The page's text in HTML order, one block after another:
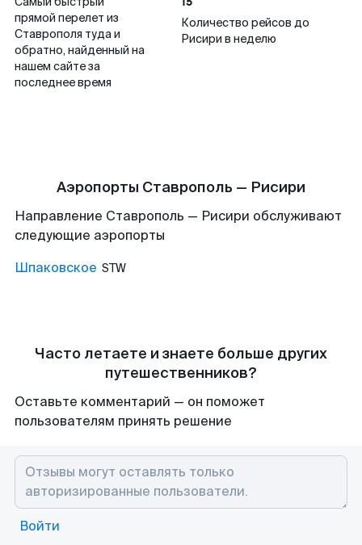
прямой перелет из
Ставрополя туда и
обратно, найденный на
нашем сайте за
последнее время
Количество рейсов до
Рисири в неделю
Аэропорты Ставрополь — Рисири
Направление Ставрополь — Рисири обслуживают
следующие аэропорты
Шпаковское STW
Часто летаете и знаете больше других
путешественников?
Оставьте комментарий — он поможет
пользователям принять решение
Войти